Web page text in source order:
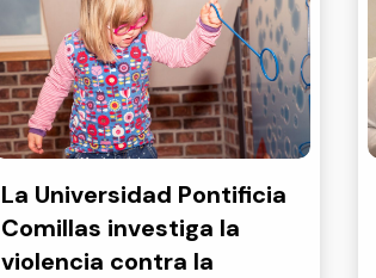
La Universidad Pontificia
Comillas investiga la
violencia contra la